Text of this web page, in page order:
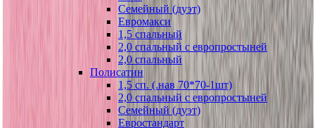
Семейный (дуэт)
Евромакси
1,5 спальный
2,0 спальный с европростыней
2,0 спальный
Полисатин
1,5 сп. (.нав 70*70-1шт)
2,0 спальный с европростыней
Семейный (дуэт)
Евростандарт